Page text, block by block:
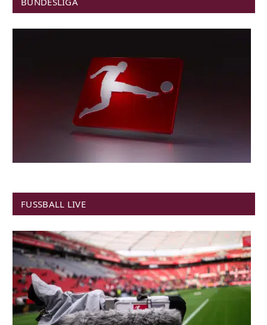
FUSSBALL LIVE